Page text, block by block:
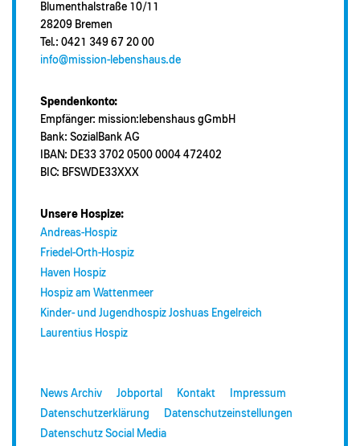
Blumenthalstraße 10/11
28209 Bremen
Tel.: 0421 349 67 20 00
info@mission-lebenshaus.de
Spendenkonto:
Empfänger: mission:lebenshaus gGmbH
Bank: SozialBank AG
IBAN: DE33 3702 0500 0004 472402
BIC: BFSWDE33XXX
Unsere Hospize:
Andreas-Hospiz
Friedel-Orth-Hospiz
Haven Hospiz
Hospiz am Wattenmeer
Kinder- und Jugendhospiz Joshuas Engelreich
Laurentius Hospiz
News Archiv Jobportal Kontakt
Impressum
Datenschutzerklärung
Datenschutzeinstellungen
Datenschutz Social Media